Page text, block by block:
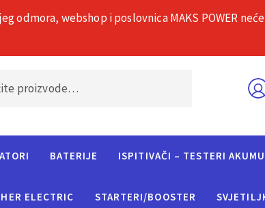
O nama
BATERIJE ISPITIVAČI – TESTERI
ELECTRIC STARTERI/BOOSTER
webshop i poslovnica MAKS POWER neće